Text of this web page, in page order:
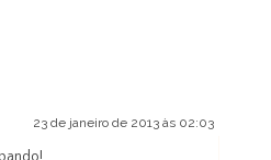
23 de janeiro de 2013 às 02:03